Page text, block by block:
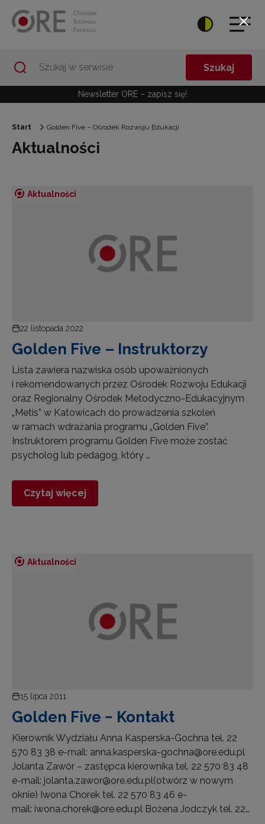
Szukaj
Newsletter ORE – zapisz się!
Start Golden Five – Ośrodek Rozwoju Edukacji
Aktualności
Aktualności
22 listopada 2022
Golden Five – Instruktorzy
Lista zawiera nazwiska osób upoważnionych
i rekomendowanych przez Ośrodek Rozwoju Edukacji
oraz Regionalny Ośrodek Metodyczno-Edukacyjnym
„Metis” w Katowicach do prowadzenia szkoleń
w ramach wdrażania programu „Golden Five”.
Instruktorem programu Golden Five może zostać
psycholog lub pedagog, który …
Czytaj więcej
Aktualności
15 lipca 2011
Golden Five − Kontakt
Kierownik Wydziału Anna Kasperska-Gochna tel. 22
570 83 38 e-mail: anna.kasperska-gochna@ore.edu.pl
Jolanta Zawór – zastępca kierownika tel. 22 570 83 48
e-mail: jolanta.zawor@ore.edu.pl(otwórz w nowym
oknie) Iwona Chorek tel. 22 570 83 46 e-
mail: iwona.chorek@ore.edu.pl Bożena Jodczyk tel. 22…